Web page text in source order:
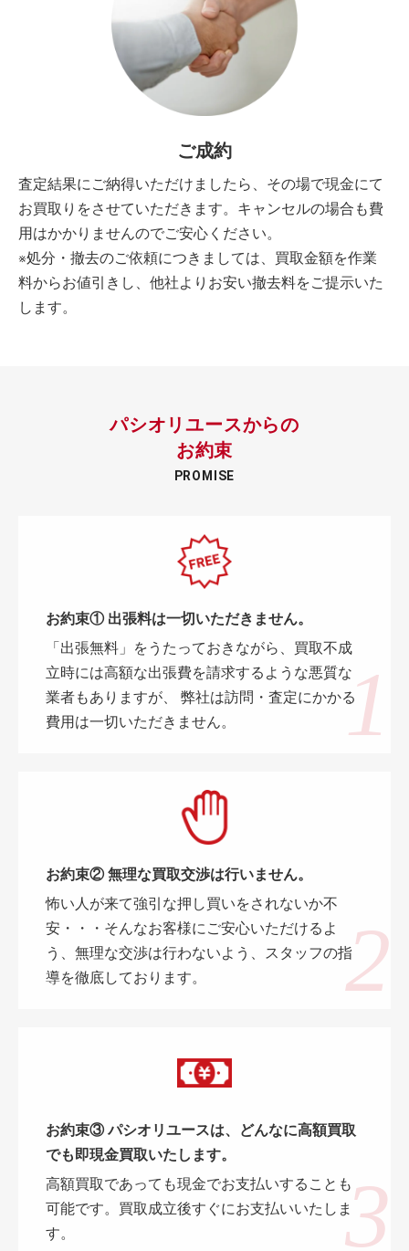
ご成約
査定結果にご納得いただけましたら、その場で現金にて
お買取りをさせていただきます。キャンセルの場合も費
用はかかりませんのでご安心ください。
※処分・撤去のご依頼につきましては、買取金額を作業
料からお値引きし、他社よりお安い撤去料をご提示いた
します。
パシオリユースからの
お約束
PROMISE
お約束① 出張料は一切いただきません。
「出張無料」をうたっておきながら、買取不成
立時には高額な出張費を請求するような悪質な
業者もありますが、 弊社は訪問・査定にかかる
費用は一切いただきません。
お約束② 無理な買取交渉は行いません。
怖い人が来て強引な押し買いをされないか不
安・・・そんなお客様にご安心いただけるよ
う、無理な交渉は行わないよう、スタッフの指
導を徹底しております。
お約束③ パシオリユースは、どんなに高額買取
でも即現金買取いたします。
高額買取であっても現金でお支払いすることも
可能です。買取成立後すぐにお支払いいたしま
す。